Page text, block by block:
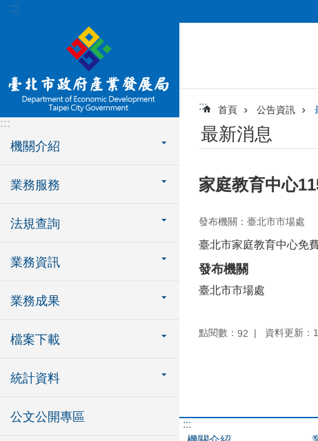
跳到主要內容區塊
:::
:::
機關介紹
業務服務
法規查詢
業務資訊
業務成果
檔案下載
統計資料
公文公開專區
::: 首頁 公告資訊
最新消息
家庭教育中心
發布機關：臺北市市場處
臺北市家庭教育中心免
發布機關
臺北市市場處
點閱數： 92 資料更新：
:::